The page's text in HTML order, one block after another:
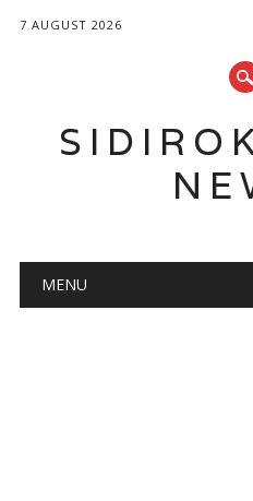
7 AUGUST 2026
Main menu
MENU